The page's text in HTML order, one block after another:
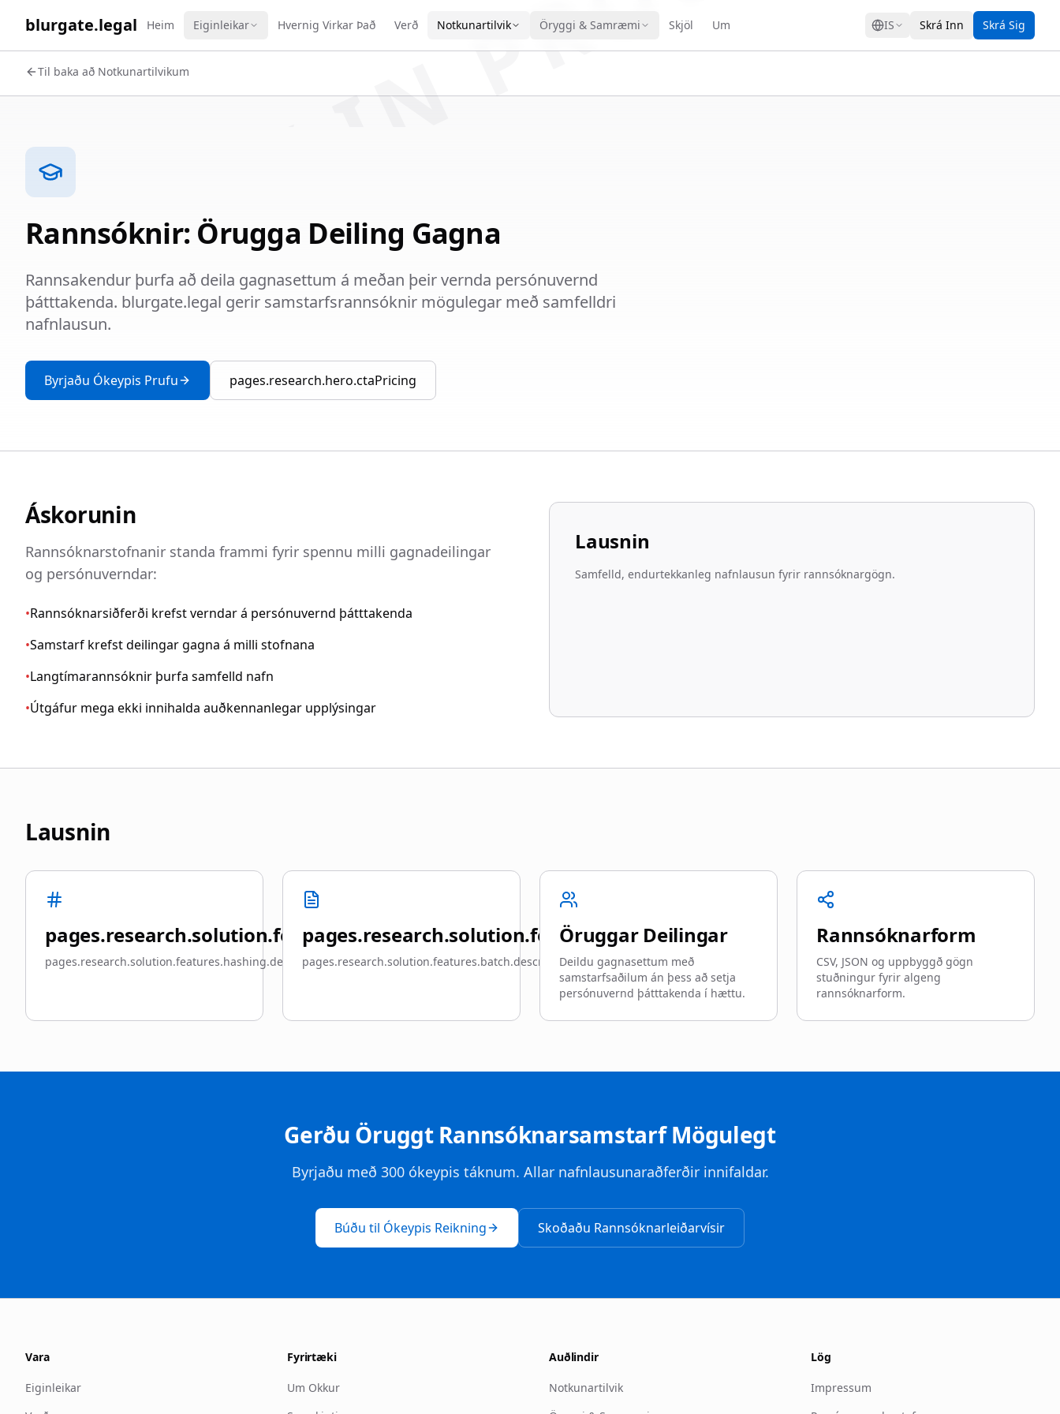
blurgate.legal Heim Eiginleikar Hvernig Virkar Það Verð Notkunartilvik Öryggi & Samræmi Skjöl Um IS Skrá Inn Skrá Sig
Til baka að Notkunartilvikum
Rannsóknir: Örugga Deiling Gagna
Rannsakendur þurfa að deila gagnasettum á meðan þeir vernda persónuvernd
þátttakenda. blurgate.legal gerir samstarfsrannsóknir mögulegar með samfelldri
nafnlausun.
Byrjaðu Ókeypis Prufu pages.research.hero.ctaPricing
Áskorunin
Rannsóknarstofnanir standa frammi fyrir spennu milli gagnadeilingar
og persónuverndar:
•Rannsóknarsiðferði krefst verndar á persónuvernd þátttakenda
•Samstarf krefst deilingar gagna á milli stofnana
•Langtímarannsóknir þurfa samfelld nafn
•Útgáfur mega ekki innihalda auðkennanlegar upplýsingar
Lausnin
Samfelld, endurtekkanleg nafnlausun fyrir rannsóknargögn.
Lausnin
pages.research.solution.features.hashing.title
pages.research.solution.features.hashing.description
pages.research.solution.features.batch.title
pages.research.solution.features.batch.description
Öruggar Deilingar
Deildu gagnasettum með
samstarfsaðilum án þess að setja
persónuvernd þátttakenda í hættu.
Rannsóknarform
CSV, JSON og uppbyggð gögn
stuðningur fyrir algeng
rannsóknarform.
Gerðu Öruggt Rannsóknarsamstarf Mögulegt
Byrjaðu með 300 ókeypis táknum. Allar nafnlausunaraðferðir innifaldar.
Búðu til Ókeypis Reikning Skoðaðu Rannsóknarleiðarvísir
Vara
Eiginleikar
Fyrirtæki
Um Okkur
Auðlindir
Notkunartilvik
Lög
Impressum